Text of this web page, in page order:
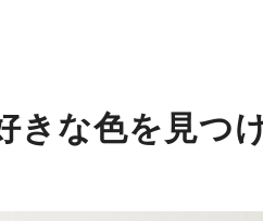
きな色を見つ